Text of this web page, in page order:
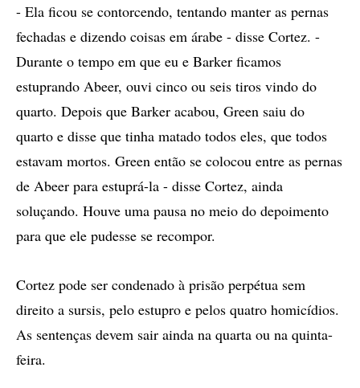
- Ela ficou se contorcendo, tentando manter as pernas
fechadas e dizendo coisas em árabe - disse Cortez. -
Durante o tempo em que eu e Barker ficamos
estuprando Abeer, ouvi cinco ou seis tiros vindo do
quarto. Depois que Barker acabou, Green saiu do
quarto e disse que tinha matado todos eles, que todos
estavam mortos. Green então se colocou entre as pernas
de Abeer para estuprá-la - disse Cortez, ainda
soluçando. Houve uma pausa no meio do depoimento
para que ele pudesse se recompor.
Cortez pode ser condenado à prisão perpétua sem
direito a sursis, pelo estupro e pelos quatro homicídios.
As sentenças devem sair ainda na quarta ou na quinta-
feira.